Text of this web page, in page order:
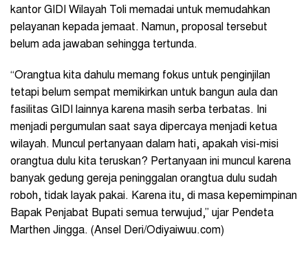
kantor GIDI Wilayah Toli memadai untuk memudahkan
pelayanan kepada jemaat. Namun, proposal tersebut
belum ada jawaban sehingga tertunda.
“Orangtua kita dahulu memang fokus untuk penginjilan
tetapi belum sempat memikirkan untuk bangun aula dan
fasilitas GIDI lainnya karena masih serba terbatas. Ini
menjadi pergumulan saat saya dipercaya menjadi ketua
wilayah. Muncul pertanyaan dalam hati, apakah visi-misi
orangtua dulu kita teruskan? Pertanyaan ini muncul karena
banyak gedung gereja peninggalan orangtua dulu sudah
roboh, tidak layak pakai. Karena itu, di masa kepemimpinan
Bapak Penjabat Bupati semua terwujud,” ujar Pendeta
Marthen Jingga. (Ansel Deri/Odiyaiwuu.com)